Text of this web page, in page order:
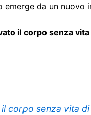
emerge da un
il corpo senza
corpo senza vita